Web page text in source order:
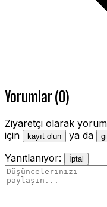
Yorumlar (0)
Ziyaretçi olarak
için
kayıt olun ya da
Yanıtlanıyor:
İptal